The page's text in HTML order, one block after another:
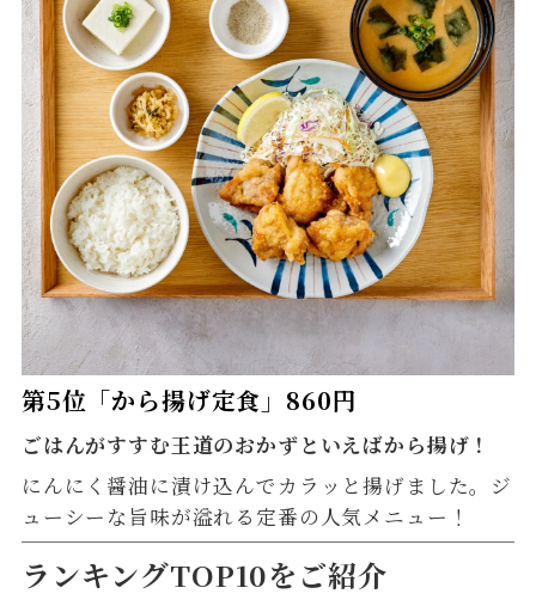
第5位「から揚げ定食」860円
ごはんがすすむ王道のおかずといえばから揚げ！
にんにく醤油に漬け込んでカラッと揚げました。ジ
ューシーな旨味が溢れる定番の人気メニュー！
ランキングTOP10をご紹介